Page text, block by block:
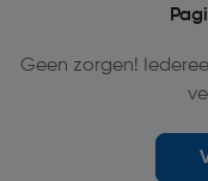
Geen zorgen!